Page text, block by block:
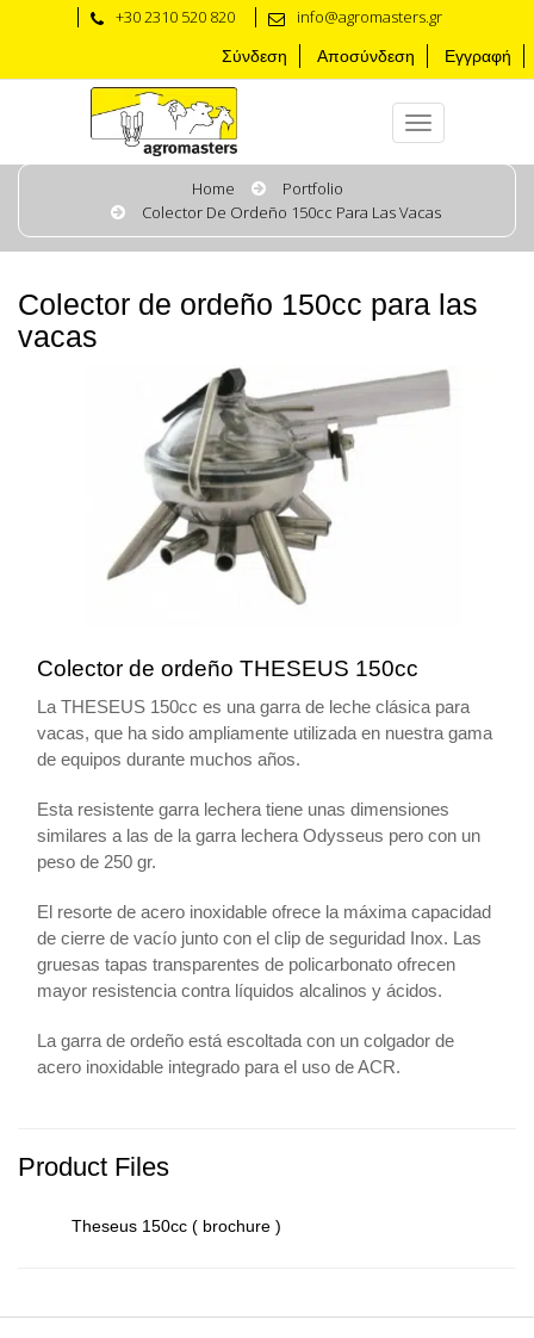
+30 2310 520 820 info@agromasters.gr
Σύνδεση Αποσύνδεση Εγγραφή
Home
Portfolio
Colector De Ordeño 150cc Para Las Vacas
Colector de ordeño 150cc para las
vacas
Colector de ordeño THESEUS 150cc
La THESEUS 150cc es una garra de leche clásica para
vacas, que ha sido ampliamente utilizada en nuestra gama
de equipos durante muchos años.
Esta resistente garra lechera tiene unas dimensiones
similares a las de la garra lechera Odysseus pero con un
peso de 250 gr.
El resorte de acero inoxidable ofrece la máxima capacidad
de cierre de vacío junto con el clip de seguridad Inox. Las
gruesas tapas transparentes de policarbonato ofrecen
mayor resistencia contra líquidos alcalinos y ácidos.
La garra de ordeño está escoltada con un colgador de
acero inoxidable integrado para el uso de ACR.
Product Files
Theseus 150cc ( brochure )